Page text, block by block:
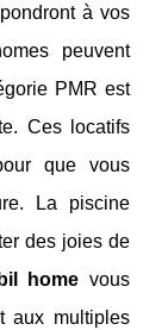
à vos
peuvent
PMR est
Ces locatifs
que vous
La piscine
des joies de
home vous
aux multiples